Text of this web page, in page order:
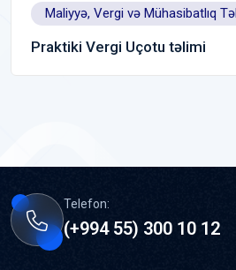
Maliyyə, Vergi və Mühasibatlıq
Praktiki Vergi Uçotu təlimi
Telefon:
(+994 55) 300 10 12